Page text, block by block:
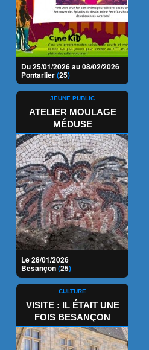
Du 25/01/2026 au 08/02/2026
Pontarlier(25)
JEUNE PUBLIC
ATELIER MOULAGE
MÉDUSE
Le 28/01/2026
Besançon(25)
CULTURE
VISITE : IL ÉTAIT UNE
FOIS BESANÇON